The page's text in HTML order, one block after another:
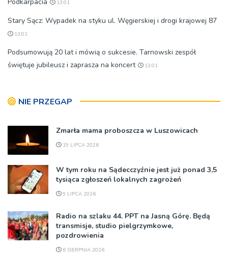
13:01
Stary Sącz: Wypadek na styku ul. Węgierskiej i drogi krajowej 87
13:01
Podsumowują 20 lat i mówią o sukcesie. Tarnowski zespół
świętuje jubileusz i zaprasza na koncert
13:01
NIE PRZEGAP
Zmarła mama proboszcza w Luszowicach
19 LIPCA 2026
W tym roku na Sądecczyźnie jest już ponad 3,5
tysiąca zgłoszeń lokalnych zagrożeń
9 LIPCA 2026
Radio na szlaku 44. PPT na Jasną Górę. Będą
transmisje, studio pielgrzymkowe,
pozdrowienia
6 SIERPNIA 2026